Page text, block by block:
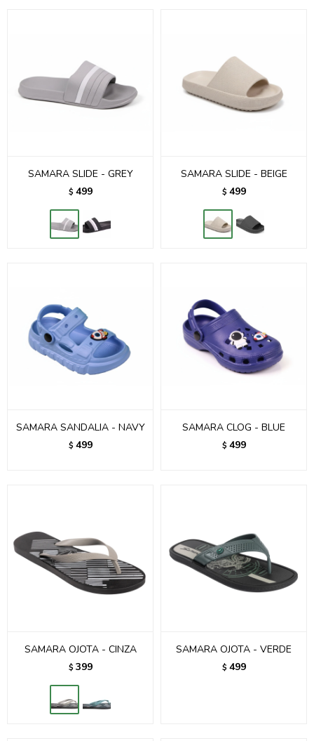
SAMARA SLIDE - GREY
$ 499
SAMARA SLIDE - BEIGE
$ 499
SAMARA SANDALIA - NAVY
$ 499
SAMARA CLOG - BLUE
$ 499
SAMARA OJOTA - CINZA
$ 399
SAMARA OJOTA - VERDE
$ 499